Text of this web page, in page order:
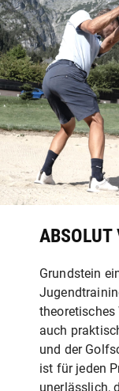
ABSOLUT
Grundstein
theoretisches
auch
und der
ist für jeden
unerlässlich,